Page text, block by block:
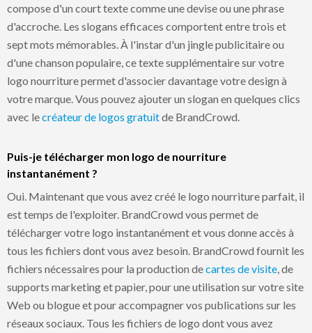
compose d'un court texte comme une devise ou une phrase
d'accroche. Les slogans efficaces comportent entre trois et
sept mots mémorables. À l'instar d'un jingle publicitaire ou
d'une chanson populaire, ce texte supplémentaire sur votre
logo nourriture permet d'associer davantage votre design à
votre marque. Vous pouvez ajouter un slogan en quelques clics
avec lecréateur de logos gratuitde BrandCrowd.
Puis-je télécharger mon logo de nourriture
instantanément ?
Oui. Maintenant que vous avez créé le logo nourriture parfait, il
est temps de l'exploiter. BrandCrowd vous permet de
télécharger votre logo instantanément et vous donne accès à
tous les fichiers dont vous avez besoin. BrandCrowd fournit les
fichiers nécessaires pour la production decartes de visite , de
supports marketing et papier, pour une utilisation sur votre site
Web ou blogue et pour accompagner vos publications sur les
réseaux sociaux. Tous les fichiers de logo dont vous avez